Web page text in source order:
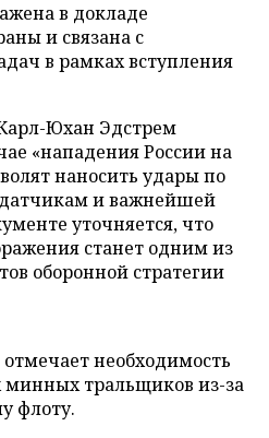
в докладе
и связана с
в рамках вступления
Юхан Эдстрем
«нападения России на
наносить удары по
и важнейшей
уточняется, что
станет одним из
оборонной стратегии
необходимость
тральщиков из-за
флоту.